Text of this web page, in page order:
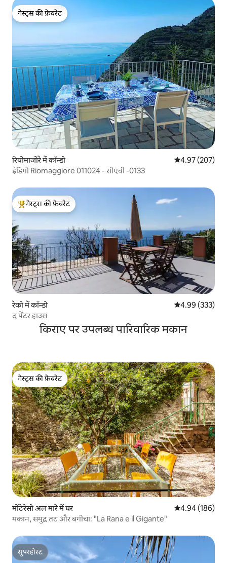
गेस्ट्स की फ़ेवरेट
गेस्ट्स की फ़ेवरेट
रियोमाजोरे में कॉन्डो औसत रेटिंग 5 में से
4.97 (207)
इंडिगो Riomaggiore 011024 - सीएवी -0133
गेस्ट्स का टॉप फ़ेवरेट
गेस्ट्स की फ़ेवरेट
रेको में कॉन्डो औसत रेटिंग 5 में से
4.99 (333)
द पेंटर हाउस
किराए पर उपलब्ध पारिवारिक मकान
गेस्ट्स की फ़ेवरेट
गेस्ट्स की फ़ेवरेट
मोंटेरेसो अल मारे में घर औसत रेटिंग 5 में से
4.94 (186)
मकान, समुद्र तट और बगीचा: "La Rana e il Gigante"
सुपरहोस्ट
सुपरहोस्ट